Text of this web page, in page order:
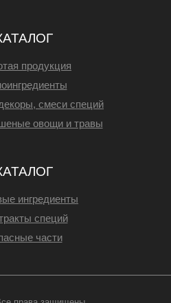
продукция
смеси специй
овощи и травы
ингредиенты
специй
части